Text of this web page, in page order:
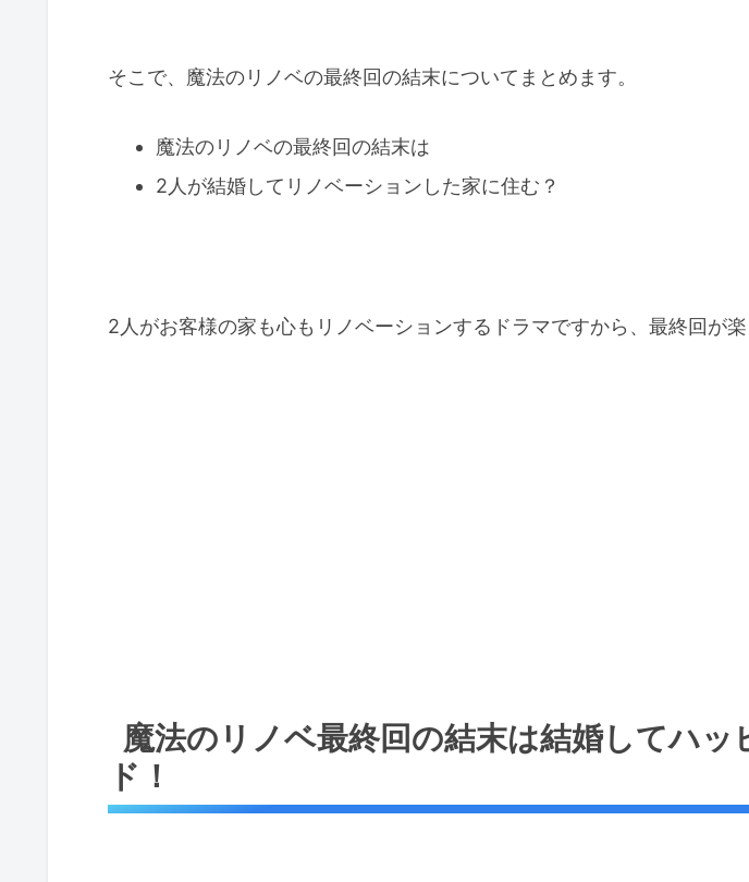
そこで、魔法のリノベの最終回の結末についてまとめます。
魔法のリノベの最終回の結末は
2人が結婚してリノベーションした家に住む？
2人がお客様の家も心もリノベーションするドラマですから、最終回が楽
魔法のリノベ最終回の結末は結婚してハッ
ド！